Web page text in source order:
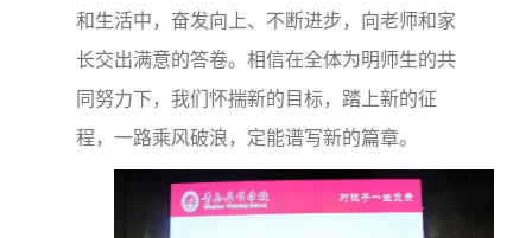
和生活中，奋发向上、不断进步，向老师和家
长交出满意的答卷。相信在全体为明师生的共
同努力下，我们怀揣新的目标，踏上新的征
程，一路乘风破浪，定能谱写新的篇章。